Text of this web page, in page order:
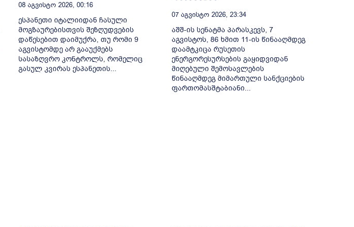
08 Აგვისტო 2026, 00:16
ესპანეთი იტალიიდან ჩასული
მოგზაურებისთვის შეზღუდვების
დაწესებით დაიმუქრა, თუ რომი 9
აგვისტომდე არ გააუქმებს
სასაზღვრო კონტროლს, რომელიც
გასულ კვირას ესპანეთის...
07 Აგვისტო 2026, 23:34
აშშ-ის სენატმა პარასკევს, 7
აგვისტოს, 86 ხმით 11-ის წინააღმდეგ
დაამტკიცა რუსეთის
ენერგორესურსების გაყიდვიდან
მიღებული შემოსავლების
წინააღმდეგ მიმართული სანქციების
ფართომასშტაბიანი...